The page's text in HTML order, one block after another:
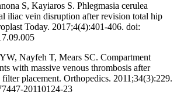
S, Kayiaros S. Phlegmasia cerulea
iliac vein disruption after revision total hip
Today. 2017;4(4):401-406. doi:
Nayfeh T, Mears SC. Compartment
with massive venous thrombosis after
placement. Orthopedics. 2011;34(3):229.
20110124-23